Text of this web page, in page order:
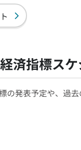
済指標ス
の発表予定や、過